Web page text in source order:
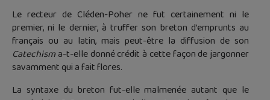
Le recteur de Cléden-Poher ne fut certainement ni le
premier, ni le dernier, à truffer son breton d’emprunts au
français ou au latin, mais peut-être la diffusion de son
Catechism a-t-elle donné crédit à cette façon de jargonner
savamment qui a fait flores.
La syntaxe du breton fut-elle malmenée autant que le